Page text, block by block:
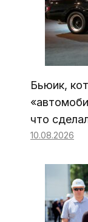
Бьюик,
что
10.08.2026